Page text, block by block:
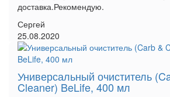
доставка.Рекомендую.
Сергей
25.08.2020
Универсальный очиститель
Cleaner) BeLife, 400 мл